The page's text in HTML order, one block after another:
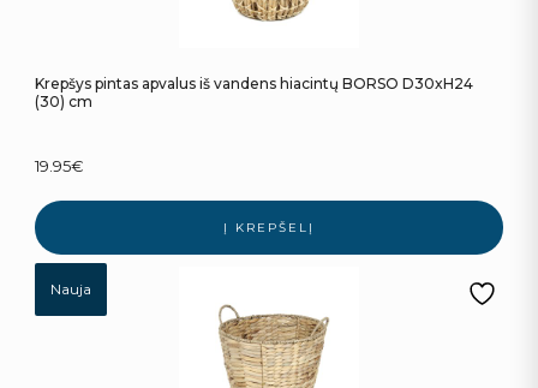
Krepšys pintas apvalus iš vandens hiacintų BORSO D30xH24
(30) cm
19.95€
Į KREPŠELĮ
Nauja